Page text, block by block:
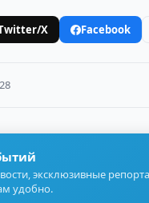
X Facebook
эксклюзивные
удобно.